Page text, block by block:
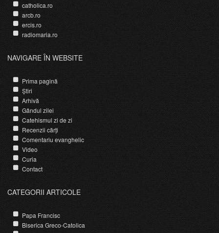
catholica.ro
arcb.ro
ercis.ro
radiomaria.ro
NAVIGARE ÎN WEBSITE
Prima pagină
Știri
Arhivă
Gândul zilei
Catehismul zi de zi
Recenzii cărți
Comentariu evanghelic
Video
Curia
Contact
CATEGORII ARTICOLE
Papa Francisc
Biserica Greco-Catolica